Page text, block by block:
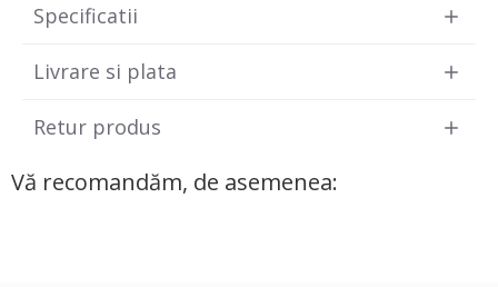
Specificatii
Livrare si plata
Retur produs
Vă recomandăm, de asemenea: